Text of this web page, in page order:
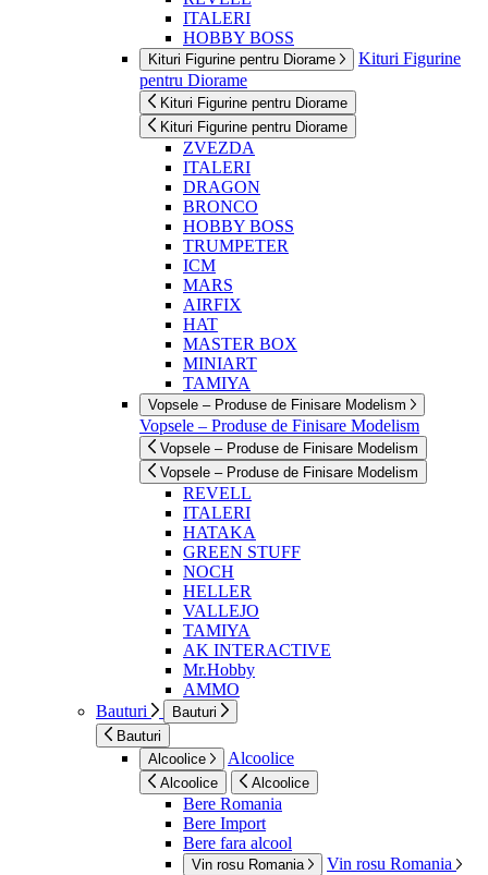
ITALERI
HOBBY BOSS
Kituri Figurine pentru Diorame
Kituri Figurine
pentru Diorame
Kituri Figurine pentru Diorame
Kituri Figurine pentru Diorame
ZVEZDA
ITALERI
DRAGON
BRONCO
HOBBY BOSS
TRUMPETER
ICM
MARS
AIRFIX
HAT
MASTER BOX
MINIART
TAMIYA
Vopsele – Produse de Finisare Modelism
Vopsele – Produse de Finisare Modelism
Vopsele – Produse de Finisare Modelism
Vopsele – Produse de Finisare Modelism
REVELL
ITALERI
HATAKA
GREEN STUFF
NOCH
HELLER
VALLEJO
TAMIYA
AK INTERACTIVE
Mr.Hobby
AMMO
Bauturi
Bauturi
Bauturi
Alcoolice
Alcoolice
Alcoolice Alcoolice
Bere Romania
Bere Import
Bere fara alcool
Vin rosu Romania Vin rosu Romania